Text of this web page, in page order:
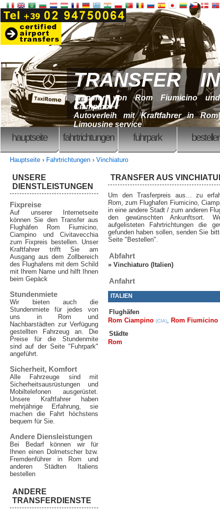
TRANSFER IN
ROM
Transfer von Rom Fiumicino und
Ciampino
Autoverleih mit Kraftfahrer in Rom|
Limousine service
hauptseite fahrtrichtungen fuhrpark
Hauptseite › Fahrtrichtungen › Vinchiaturo
TRANSFER AUS
Um den Trasferpreis aus… zu
Rom, zum Flughafen Fiumicino,
in eine andere Stadt / zum anderen
den gewünschten Ankunftsort.
aufgelisteten Fahrtrichtungen die
gefunden haben sollen, senden Sie
Seite "Bestellen".
Abfahrt
» Vinchiaturo (Italien)
Anfahrt
ITALIEN
Flughäfen
Rom Ciampino (CIA), Rom Fiumicino
Städte
Rom
UNSERE
DIENSTLEISTUNGEN
Fixpreise
Auf unserer Internetseite
können Sie den Transfer aus
Flughäfen Rom Fiumicino,
Ciampino und Civitavecchia
zum Fixpreis bestellen. Unser
Kraftfahrer trifft Sie am
Ausgang aus dem Zollbereich
des Flughafens mit dem Schild
mit Ihrem Name und hilft Ihnen
beim Gepäck
Stundenmiete
Wir bieten auch die
Stundenmiete für jedes von
uns in Rom und
Nachbarstädten zur Verfügung
gestellten Fahrzeug an. Die
Preise für die Stundenmite
sind auf der Seite "Fuhrpark"
angeführt.
Sicherheit, Komfort
Alle Fahrzeuge sind mit
Sicherheitsausrüstungen und
Mobiltelefonen ausgerüstet.
Unsere Kraftfahrer haben
mehrjährige Erfahrung, sie
machen die Fahrt höchstens
bequem für Sie.
Andere Diensleistungen
Bei Bedarf können wir für
Ihnen einen Dolmetscher bzw.
Fremdenführer in Rom und
anderen Städten Italiens
bestellen
ANDERE
TRANSFERDIENSTE